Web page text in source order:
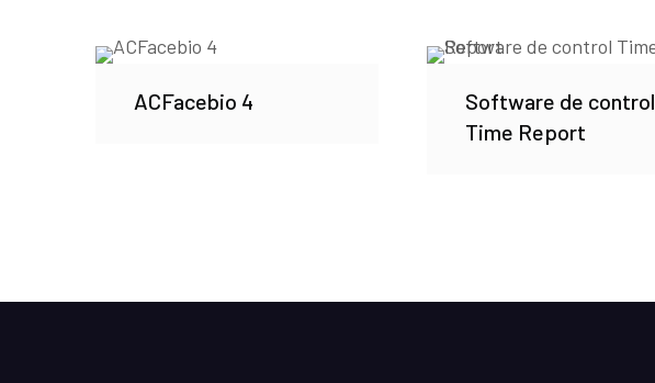
ACFacebio 4
Software de control
Time Report